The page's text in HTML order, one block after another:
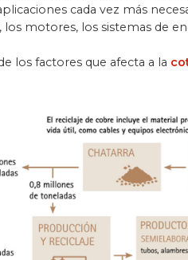
cada vez más
motores, los sistemas de
los factores que afecta a la